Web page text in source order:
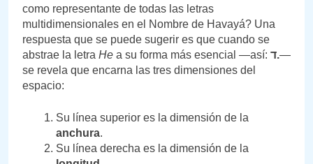
como representante de todas las letras
multidimensionales en el Nombre de Havayá? Una
respuesta que se puede sugerir es que cuando se
abstrae la letra He a su forma más esencial —así: ד.—
se revela que encarna las tres dimensiones del
espacio:
Su línea superior es la dimensión de la
anchura.
Su línea derecha es la dimensión de la